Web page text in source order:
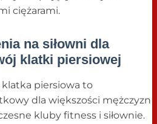
ciężarami.
na siłowni dla
klatki piersiowej
klatka piersiowa to
dla większości mężczyzn
kluby fitness i siłownie.